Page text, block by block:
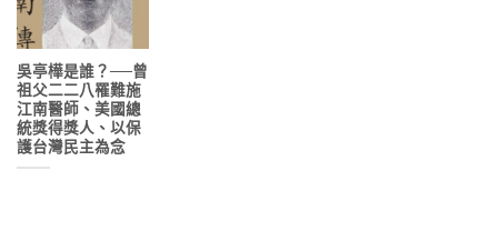
吳亭樺是誰？──曾
祖父二二八罹難施
江南醫師、美國總
統獎得獎人、以保
護台灣民主為念